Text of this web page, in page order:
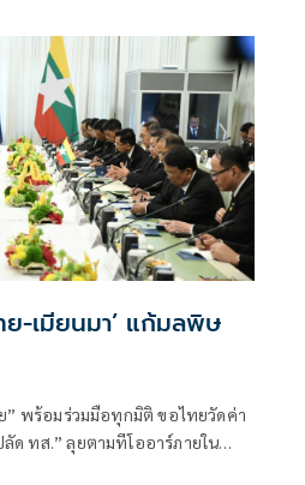
ย-เมียนมา’ แก้มลพิษ
ค่า
ด ทส.” ลุยตามทีโออาร์ภายใน